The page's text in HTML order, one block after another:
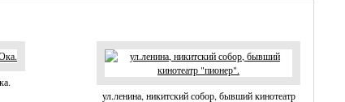
ул.ленина, никитский собор, бывший кинотеатр